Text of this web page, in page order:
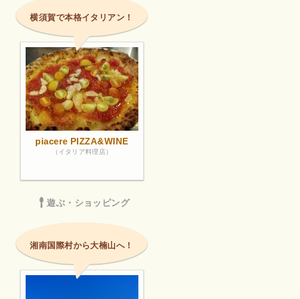
横須賀で本格イタリアン！
piacere PIZZA&WINE
（イタリア料理店）
遊ぶ・ショッピング
湘南国際村から大楠山へ！